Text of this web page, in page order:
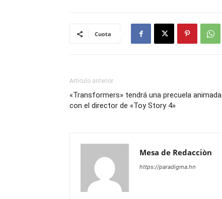
Cuota
Artículo anterior
«Transformers» tendrá una precuela animada
con el director de «Toy Story 4»
Mesa de Redacciòn
https://paradigma.hn